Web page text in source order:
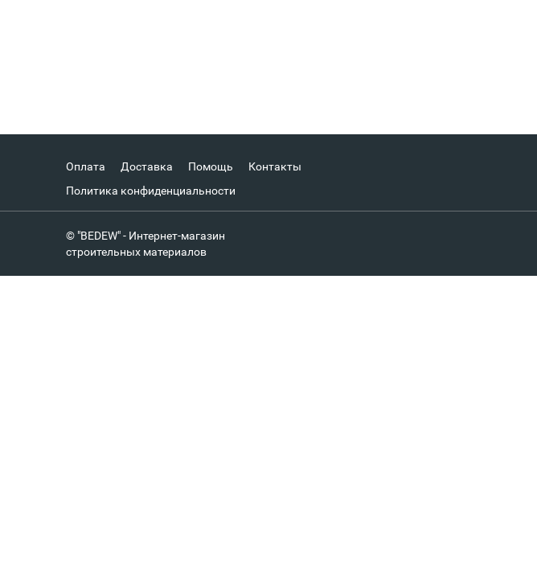
Оплата Доставка Помощь
Контакты
Политика конфиденциальности
© "BEDEW" - Интернет-магазин
строительных материалов